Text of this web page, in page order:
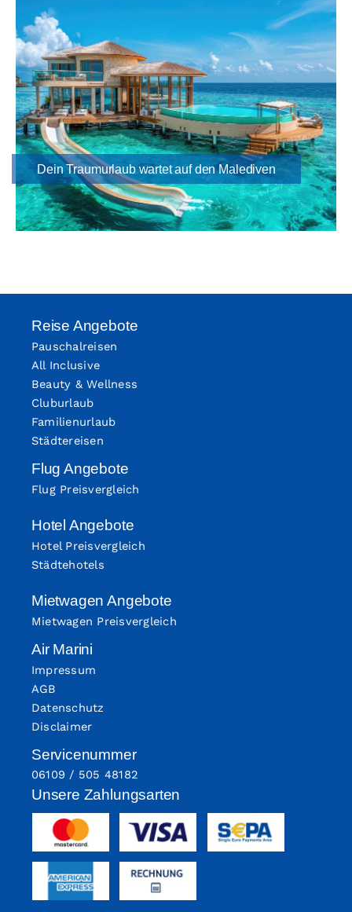
Dein Traumurlaub wartet auf den Malediven
Reise Angebote
Pauschalreisen
All Inclusive
Beauty & Wellness
Cluburlaub
Familienurlaub
Städtereisen
Flug Angebote
Flug Preisvergleich
Hotel Angebote
Hotel Preisvergleich
Städtehotels
Mietwagen Angebote
Mietwagen Preisvergleich
Air Marini
Impressum
AGB
Datenschutz
Disclaimer
Servicenummer
06109 / 505 48182
Unsere Zahlungsarten